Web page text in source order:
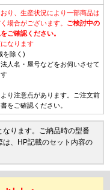
り、生産状況により一部商品は
場合がございます。 ご検討中の
ご確認ください。
なります
を除く)
人名・屋号などをお伺いさせて
り注意点があります。ご注文前
をご確認ください。
ります。ご納品時の型番
、HP記載のセット内容の